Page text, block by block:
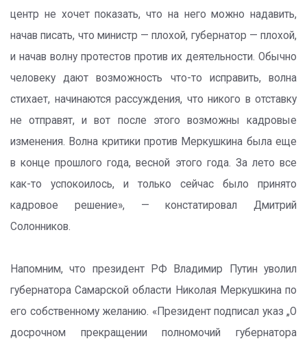
центр не хочет показать, что на него можно надавить,
начав писать, что министр — плохой, губернатор — плохой,
и начав волну протестов против их деятельности. Обычно
человеку дают возможность что-то исправить, волна
стихает, начинаются рассуждения, что никого в отставку
не отправят, и вот после этого возможны кадровые
изменения. Волна критики против Меркушкина была еще
в конце прошлого года, весной этого года. За лето все
как-то успокоилось, и только сейчас было принято
кадровое решение», — констатировал Дмитрий
Солонников.
Напомним, что президент РФ Владимир Путин уволил
губернатора Самарской области Николая Меркушкина по
его собственному желанию. «Президент подписал указ „О
досрочном прекращении полномочий губернатора